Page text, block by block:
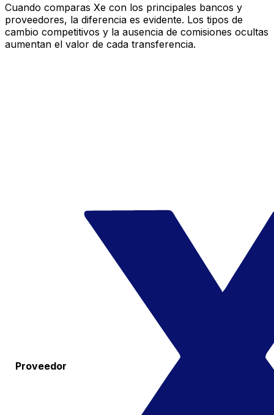
Cuando comparas Xe con los principales bancos y
proveedores, la diferencia es evidente. Los tipos de
cambio competitivos y la ausencia de comisiones ocultas
aumentan el valor de cada transferencia.
Proveedor